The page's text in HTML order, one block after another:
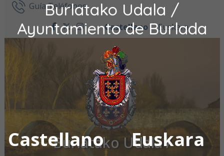
Burlatako Udala /
Ayuntamiento de Burlada
Castellano Euskara
Ir al contenidoGuía Teléfonos
facebook
twitter
instagram
Castellano Euskara
Burlatako Udala /